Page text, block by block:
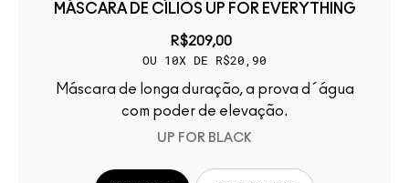
MÁSCARA DE CÍLIOS UP FOR EVERYTHING
R$209,00
OU 10X DE R$20,90
Máscara de longa duração, a prova d´água
com poder de elevação.
UP FOR BLACK